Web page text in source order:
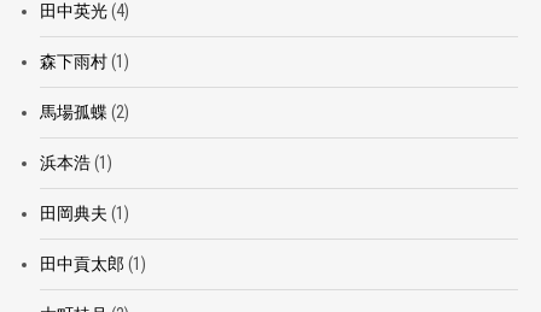
田中英光(4)
森下雨村(1)
馬場孤蝶 (2)
浜本浩(1)
田岡典夫 (1)
田中貢太郎 (1)